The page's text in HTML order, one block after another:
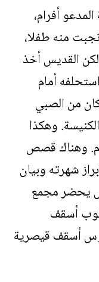
أفرام،
منه طفلا،
القديس أخذ
أمام
من الصبي
وهكذا
وهناك قصص
شهرته وبيان
يحضر مجمع
برفقة يعقوب أسقف
أسقف قيصرية